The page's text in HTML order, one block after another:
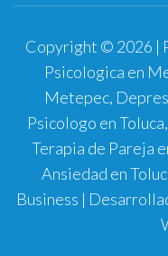
Copyright © 2026 |
Psicologica en
Metepec,
Psicologo en
Terapia de Pareja
Ansiedad en
Business |